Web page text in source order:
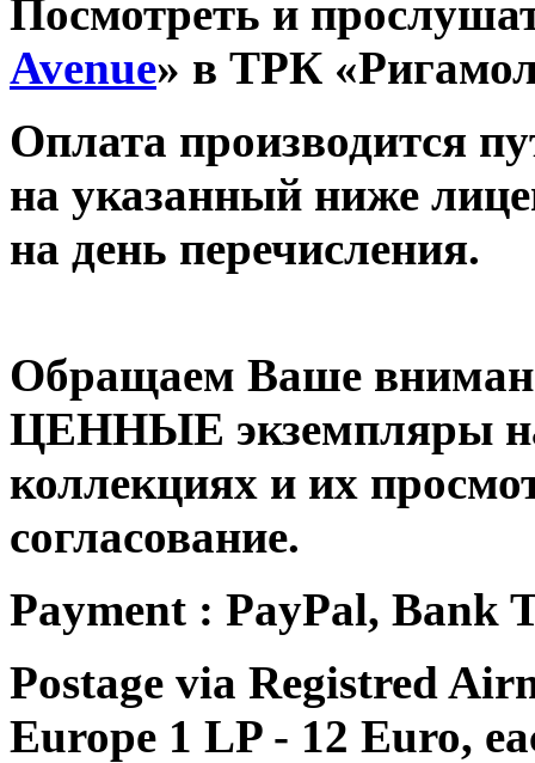
Посмотреть и
Avenue» в ТРК
Оплата производится
на указанный ниже
на день перечисления.
Обращаем Ваше
ЦЕННЫЕ экземпляры
коллекциях и их
согласование.
Payment : PayPal, Bank
Postage via Registred
Europe 1 LP - 12 Euro,